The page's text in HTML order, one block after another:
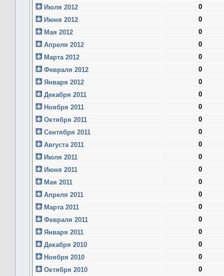
Июля 2012
0
Июня 2012
0
Мая 2012
0
Апреля 2012
0
Марта 2012
0
Февраля 2012
0
Января 2012
0
Декабря 2011
0
Ноября 2011
0
Октября 2011
0
Сентября 2011
0
Августа 2011
0
Июля 2011
0
Июня 2011
0
Мая 2011
0
Апреля 2011
0
Марта 2011
0
Февраля 2011
0
Января 2011
0
Декабря 2010
0
Ноября 2010
0
Октября 2010
0